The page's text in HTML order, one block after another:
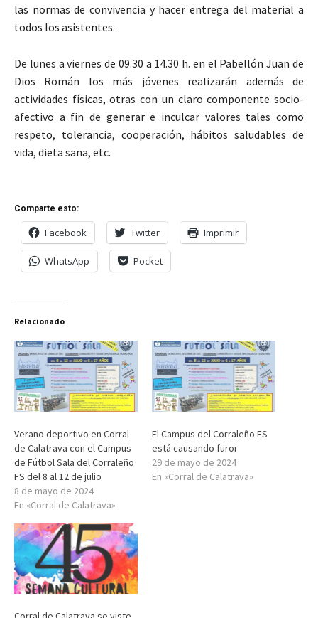
las normas de convivencia y hacer entrega del material a
todos los asistentes.
De lunes a viernes de 09.30 a 14.30 h. en el Pabellón Juan de
Dios Román los más jóvenes realizarán además de
actividades físicas, otras con un claro componente socio-
afectivo a fin de generar e inculcar valores tales como
respeto, tolerancia, cooperación, hábitos saludables de
vida, dieta sana, etc.
Comparte esto:
Facebook Twitter Imprimir
WhatsApp Pocket
Relacionado
Verano deportivo en Corral
de Calatrava con el Campus
de Fútbol Sala del Corraleño
FS del 8 al 12 de julio
8 de mayo de 2024
En «Corral de Calatrava»
El Campus del Corraleño FS
está causando furor
29 de mayo de 2024
En «Corral de Calatrava»